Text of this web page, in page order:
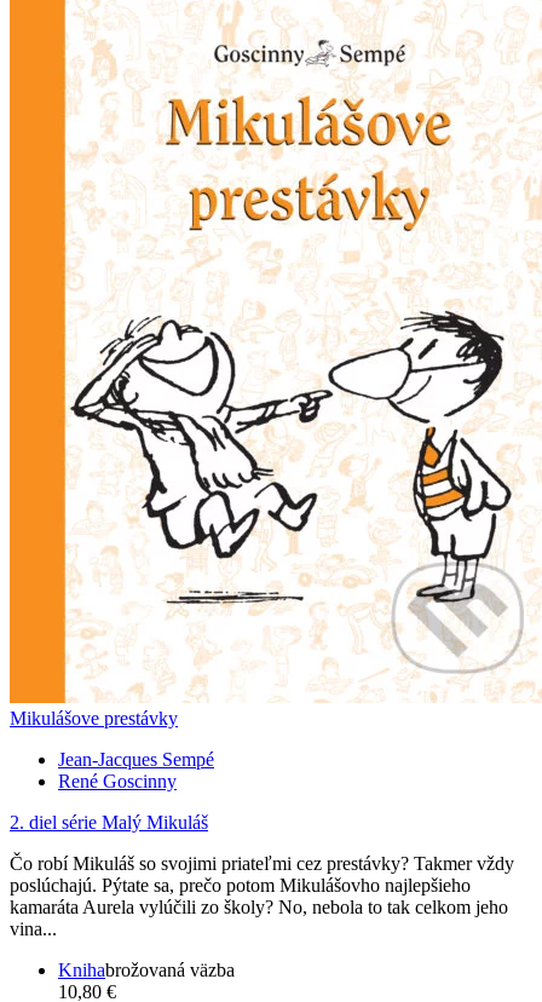
Mikulášove prestávky
Jean-Jacques Sempé
René Goscinny
2. diel série Malý Mikuláš
Čo robí Mikuláš so svojimi priateľmi cez prestávky? Takmer vždy
poslúchajú. Pýtate sa, prečo potom Mikulášovho najlepšieho
kamaráta Aurela vylúčili zo školy? No, nebola to tak celkom jeho
vina...
Knihabrožovaná väzba
10,80 €